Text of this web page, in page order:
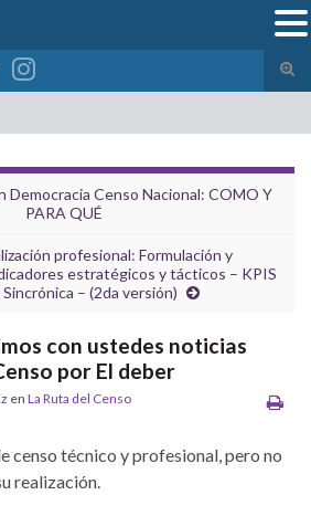
el
Democracia Censo Nacional: COMO Y
PARA QUÉ
profesional: Formulación y
estratégicos y tácticos – KPIS
– (2da versión)
con ustedes noticias
por El deber
en La Ruta del Censo
censo técnico y profesional, pero no
realización.